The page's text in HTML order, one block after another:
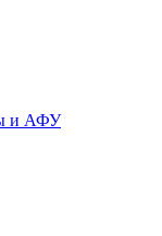
и АФУ